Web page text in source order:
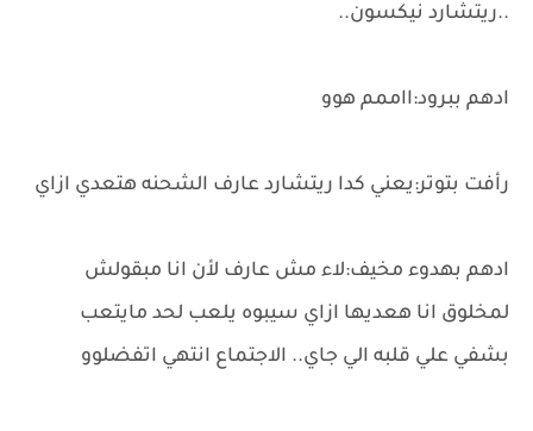
..ريتشارد نيكسون..
ادهم ببرود:ااممم هوو
رأفت بتوتر:يعني كدا ريتشارد عارف الشحنه هتعدي ازاي
ادهم بهدوء مخيف:لاء مش عارف لأن انا مبقولش
لمخلوق انا هعديها ازاي سيبوه يلعب لحد مايتعب
بشفي علي قلبه الي جاي.. الاجتماع انتهي اتفضلوو